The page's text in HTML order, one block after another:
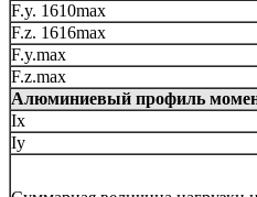
F.y. 1610max
F.z. 1616max
F.y.max
F.z.max
Алюминиевый профиль
Ix
Iy